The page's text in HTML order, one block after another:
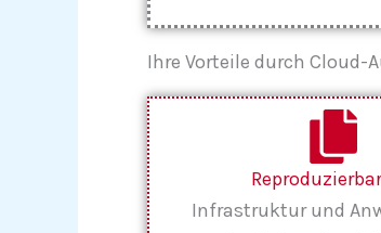
Ihre Vorteile durch
Infrastruktur und